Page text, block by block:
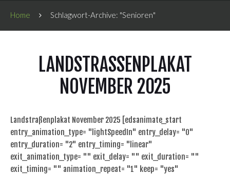
Home Schlagwort-Archive: "Senioren"
LANDSTRASSENPLAKAT N
OVEMBER 2025
Landstraßenplakat November 2025 [edsanimate_start
entry_animation_type= "lightSpeedIn" entry_delay= "0"
entry_duration= "2" entry_timing= "linear"
exit_animation_type= "" exit_delay= "" exit_duration= ""
exit_timing= "" animation_repeat= "1" keep= "yes"